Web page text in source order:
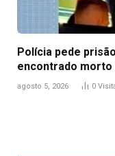
Polícia pede
encontrado morto
agosto 5, 2026 0